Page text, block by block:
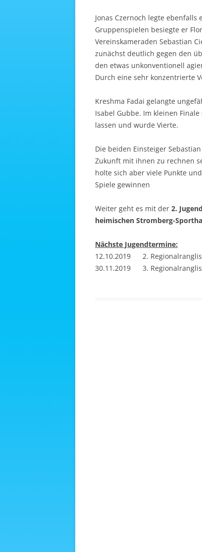
Jonas Czernoch legte
Gruppenspielen besiegte er
Vereinskameraden Sebastian
zunächst deutlich gegen den
den etwas unkonventionell
Durch eine sehr konzentrierte
Kreshma Fadai gelangte
Isabel Gubbe. Im kleinen
lassen und wurde Vierte.
Die beiden Einsteiger
Zukunft mit ihnen zu rechnen
holte sich aber viele Punkte
Spiele gewinnen
Weiter geht es mit der 2.
heimischen Stromberg-
Nächste Jugendtermine:
12.10.2019 2.
30.11.2019 3.